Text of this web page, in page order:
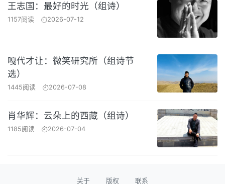
王志国：最好的时光（组诗）
1157阅读 2026-07-12
嘎代才让：微笑研究所（组诗节
选）
1445阅读 2026-07-08
肖华辉：云朵上的西藏（组诗）
1185阅读 2026-07-04
关于 版权 联系